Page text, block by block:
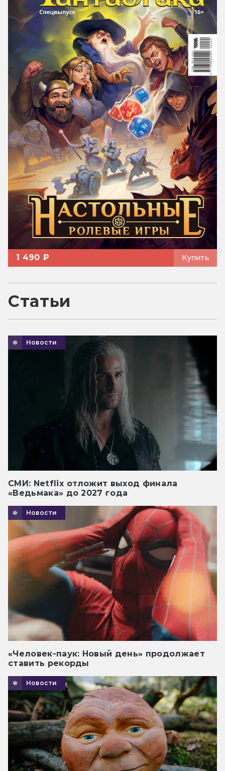
1 490 ₽ Купить
Статьи
Новости
СМИ: Netflix отложит выход финала
«Ведьмака» до 2027 года
Новости
«Человек-паук: Новый день» продолжает
ставить рекорды
Новости